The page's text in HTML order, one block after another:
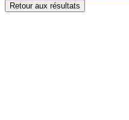
Retour aux résultats